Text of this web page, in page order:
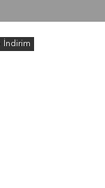
İndirim